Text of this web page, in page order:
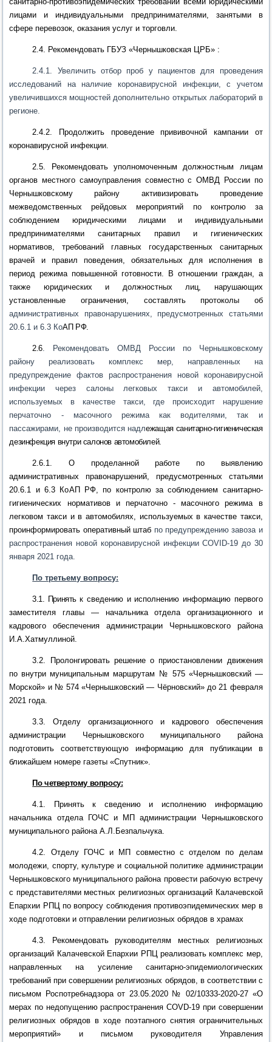
лицами и индивидуальными предпринимателями, занятыми в
сфере перевозок, оказания услуг и торговли.
2.4. Рекомендовать ГБУЗ «Чернышковская ЦРБ» :
2.4.1. Увеличить отбор проб у пациентов для проведения
исследований на наличие коронавирусной инфекции, с учетом
увеличившихся мощностей дополнительно открытых лабораторий в
регионе.
2.4.2.
Продолжить проведение прививочной кампании от
коронавирусной инфекции.
2.5. Рекомендовать уполномоченным должностным лицам
органов местного самоуправления совместно с ОМВД России по
Чернышковскому району активизировать проведение
межведомственных рейдовых мероприятий по контролю за
соблюдением юридическими лицами и индивидуальными
предпринимателями санитарных правил и гигиенических
нормативов, требований главных государственных санитарных
врачей и правил поведения, обязательных для исполнения в
период режима повышенной готовности. В отношении граждан, а
также юридических и должностных лиц, нарушающих
установленные ограничения, составлять протоколы об
административных правонарушениях, предусмотренных статьями
20.6.1 и 6.3 КоАП РФ.
2.6. Рекомендовать ОМВД России по Чернышковскому
району реализовать комплекс мер, направленных на
предупреждение фактов распространения новой коронавирусной
инфекции через салоны легковых такси и автомобилей,
используемых в качестве такси, где происходит нарушение
перчаточно - масочного режима как водителями, так и
пассажирами, не производится надлежащая санитарно-гигиеническая
дезинфекция внутри салонов автомобилей.
2.6.1. О проделанной работе по выявлению
административных правонарушений, предусмотренных статьями
20.6.1 и 6.3 КоАП РФ, по контролю за соблюдением санитарно-
гигиенических нормативов и перчаточно - масочного режима в
легковом такси и в автомобилях, используемых в качестве такси,
проинформировать оперативный штаб по предупреждению завоза и
распространения новой коронавирусной инфекции COVID-19 до 30
января 2021 года.
По третьему вопросу:
3.1. Принятьк сведению и исполнению информацию первого
заместителя главы — начальника отдела организационного и
кадрового обеспечения администрации Чернышковского района
И.А.Хатмуллиной.
3.2. Пролонгировать решение о приостановлении движения
по внутри муниципальным маршрутам № 575 «Чернышковский —
Морской» и № 574 «Чернышковский — Чёрновский» до 21 февраля
2021 года.
3.3.Отделу организационного и кадрового обеспечения
администрации Чернышковского муниципального района
подготовить соответствующую информацию для публикации в
ближайшем номере газеты «Спутник».
По четвертому вопросу:
4.1. Принять к сведению и исполнению информацию
начальника отделаГОЧС и МП администрации Чернышковского
муниципального района А.Л.Безпальчука.
4.2. Отделу ГОЧС и МП совместно с отделом по делам
молодежи, спорту, культуре и социальной политике администрации
Чернышковского муниципального района провести рабочую встречу
с представителями местных религиозных организаций Калачевской
Епархии РПЦ по вопросу соблюдения противоэпидемических мер в
ходе подготовки и отправлении религиозных обрядов в храмах
4.3. Рекомендовать руководителям местных религиозных
организаций Калачевской Епархии РПЦ реализовать комплекс мер,
направленных на усиление санитарно-эпидемиологических
требований при совершении религиозных обрядов, в соответствии с
письмом
Роспотребнадзора от 23.05.2020 № 02/10333-2020-27 «О
мерах по недопущению распространенияCOVD-19 при совершении
религиозных обрядов в ходе поэтапного снятия ограничительных
мероприятий» и письмом руководителя Управления